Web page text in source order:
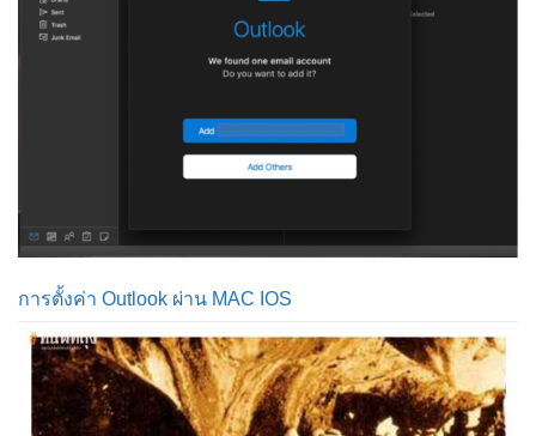
การตั้งค่า Outlook ผ่าน MAC IOS